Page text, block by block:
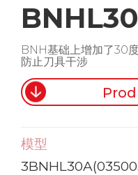
BNH基础上增加了30
防止刀具干涉
模型